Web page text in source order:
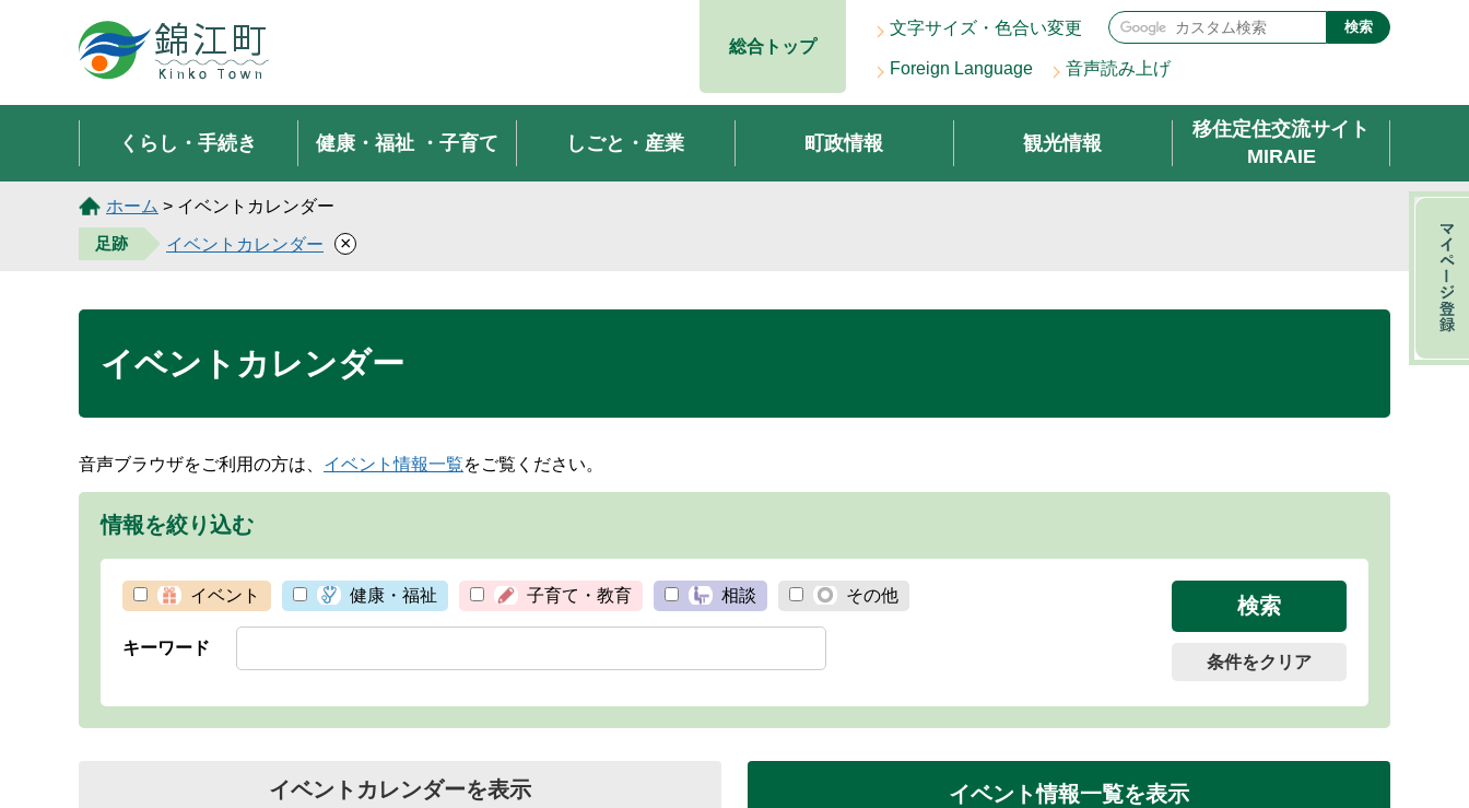
錦江町 Kinko Town
総合トップ
文字サイズ・色合い変更
Foreign Language 音声読み上げ
検索
くらし・手続き 健康・福祉・子育て しごと・産業 町政情報 観光情報
移住定住交流サイト
MIRAIE
ホーム > イベントカレンダー
足跡
イベントカレンダー ×
イベントカレンダー
音声ブラウザをご利用の方は、 イベント情報一覧をご覧ください。
情報を絞り込む
イベント 健康・福祉 子育て・教育 相談 その他
キーワード
条件をクリア
イベントカレンダーを表示 イベント情報一覧を表示